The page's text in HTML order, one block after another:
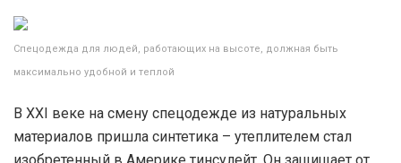
Спецодежда для людей, работающих на высоте, должная быть
максимально удобной и теплой
В XXI веке на смену спецодежде из натуральных
материалов пришла синтетика – утеплителем стал
изобретенный в Америке тинсулейт. Он защищает от